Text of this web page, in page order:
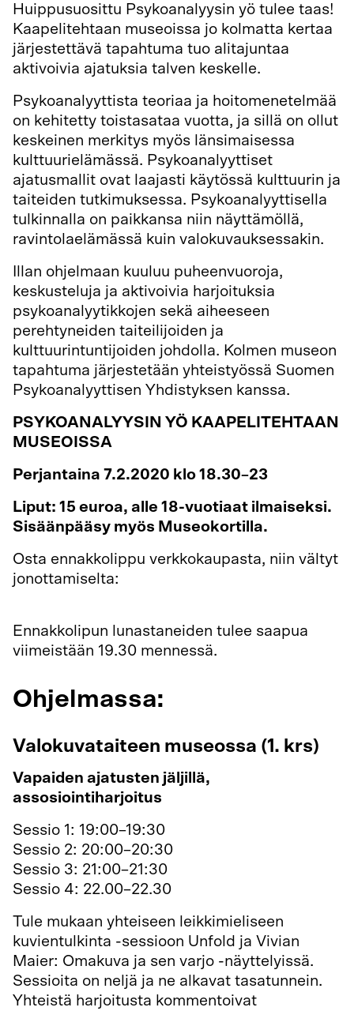
Huippusuosittu Psykoanalyysin yö tulee taas!
Kaapelitehtaan museoissa jo kolmatta kertaa
järjestettävä tapahtuma tuo alitajuntaa
aktivoivia ajatuksia talven keskelle.
Psykoanalyyttista teoriaa ja hoitomenetelmää
on kehitetty toistasataa vuotta, ja sillä on ollut
keskeinen merkitys myös länsimaisessa
kulttuurielämässä. Psykoanalyyttiset
ajatusmallit ovat laajasti käytössä kulttuurin ja
taiteiden tutkimuksessa. Psykoanalyyttisella
tulkinnalla on paikkansa niin näyttämöllä,
ravintolaelämässä kuin valokuvauksessakin.
Illan ohjelmaan kuuluu puheenvuoroja,
keskusteluja ja aktivoivia harjoituksia
psykoanalyytikkojen sekä aiheeseen
perehtyneiden taiteilijoiden ja
kulttuurintuntijoiden johdolla. Kolmen museon
tapahtuma järjestetään yhteistyössä Suomen
Psykoanalyyttisen Yhdistyksen kanssa.
PSYKOANALYYSIN YÖ KAAPELITEHTAAN
MUSEOISSA
Perjantaina 7.2.2020 klo 18.30–23
Liput: 15 euroa, alle 18-vuotiaat ilmaiseksi.
Sisäänpääsy myös Museokortilla.
Osta ennakkolippu verkkokaupasta, niin vältyt
jonottamiselta:
Ennakkolipun lunastaneiden tulee saapua
viimeistään 19.30 mennessä.
Ohjelmassa:
Valokuvataiteen museossa (1. krs)
Vapaiden ajatusten jäljillä,
assosiointiharjoitus
Sessio 1: 19:00–19:30
Sessio 2: 20:00–20:30
Sessio 3: 21:00–21:30
Sessio 4: 22.00–22.30
Tule mukaan yhteiseen leikkimieliseen
kuvientulkinta -sessioon Unfold ja Vivian
Maier: Omakuva ja sen varjo -näyttelyissä.
Sessioita on neljä ja ne alkavat tasatunnein.
Yhteistä harjoitusta kommentoivat